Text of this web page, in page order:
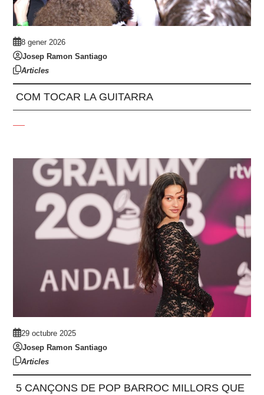
8 gener 2026
Josep Ramon Santiago
Articles
COM TOCAR LA GUITARRA
29 octubre 2025
Josep Ramon Santiago
Articles
5 CANÇONS DE POP BARROC MILLORS QUE